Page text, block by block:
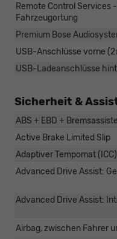
Remote Control Services
Fahrzeugortung
Premium Bose
USB-Anschlüsse vorne
USB-Ladeanschlüsse
Sicherheit &
ABS + EBD +
Active Brake Limited Slip
Adaptiver Tempomat (ICC)
Advanced Drive Assist:
Advanced Drive Assist:
Airbag, zwischen Fahrer